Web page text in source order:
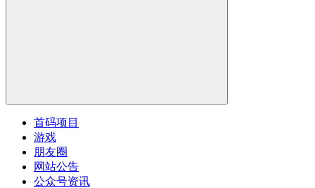
首码项目
游戏
朋友圈
网站公告
公众号资讯